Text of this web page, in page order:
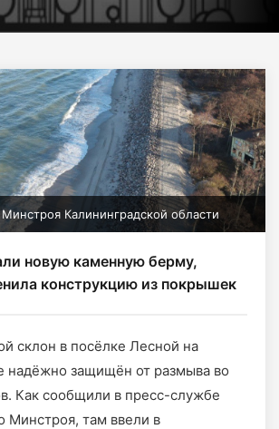
Калининградской области
новую каменную берму,
конструкцию из покрышек
склон в посёлке Лесной на
надёжно защищён от размыва во
Как сообщили в пресс-службе
Минстроя, там ввели в